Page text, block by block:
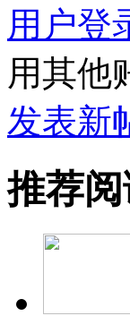
用户登
用其他
发表新
推荐